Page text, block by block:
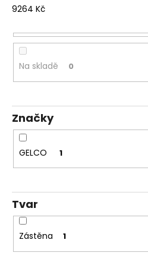
í
p
r
o
d
k
t
ů
9264 Kč
Na skladě 0
Značky
GELCO 1
Tvar
Zástěna 1
a
í
?
HLEDAT
o
p
o
u